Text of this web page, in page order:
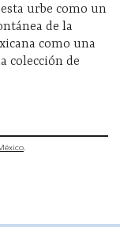
urbe como un
de la
como una
colección de